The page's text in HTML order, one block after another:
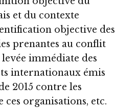
et du contexte
objective des
prenantes au conflit
immédiate des
internationaux émis
2015 contre les
ces organisations, etc.